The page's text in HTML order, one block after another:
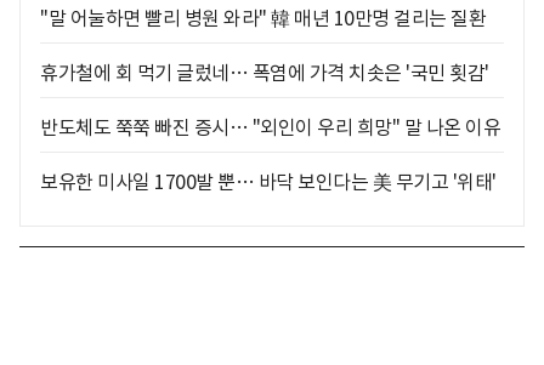
"말 어눌하면 빨리 병원 와라" 韓 매년 10만명 걸리는 질환
휴가철에 회 먹기 글렀네… 폭염에 가격 치솟은 '국민 횟감'
반도체도 쭉쭉 빠진 증시… "외인이 우리 희망" 말 나온 이유
보유한 미사일 1700발 뿐… 바닥 보인다는 美 무기고 '위태'